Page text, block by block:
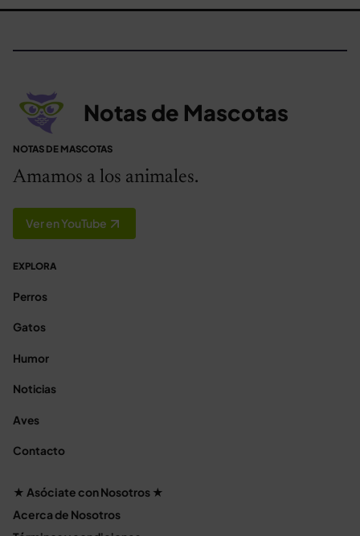
Notas de Mascotas
NOTAS DE MASCOTAS
Amamos a los animales.
Ver en YouTube
EXPLORA
Perros
Gatos
Humor
Noticias
Aves
Contacto
★ Asóciate con Nosotros ★
Acerca de Nosotros